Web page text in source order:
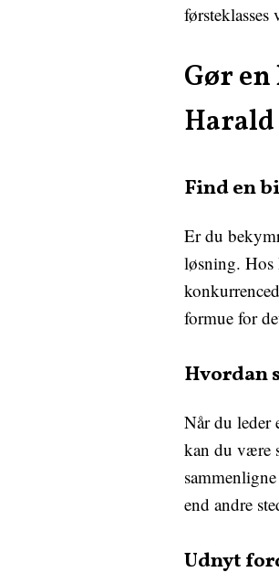
Gør
Find en
Er du
løsning. Hos
formue for
Hvordan
Når du leder
kan du være
end andre
Udnyt